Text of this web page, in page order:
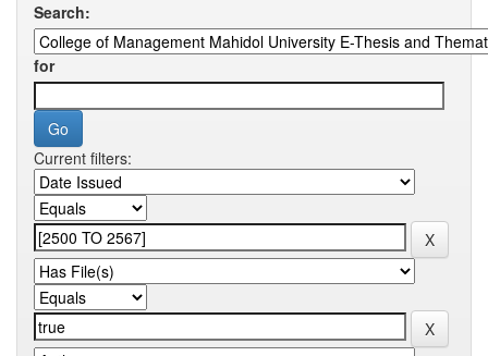
Search:
for
Current filters: